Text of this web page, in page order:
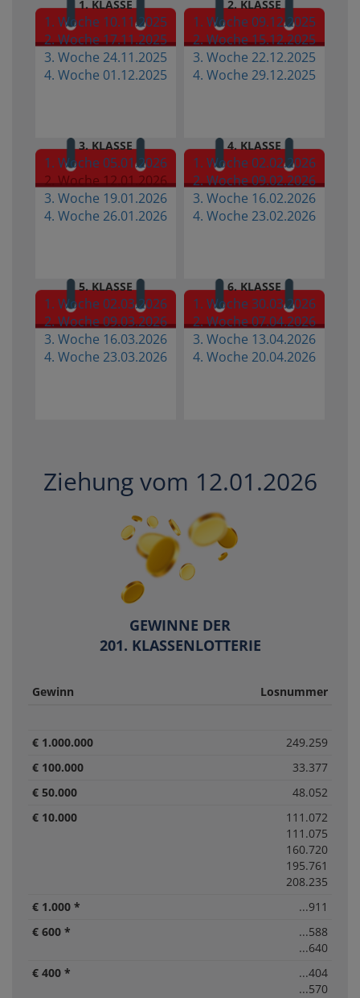
1. KLASSE
1. Woche 10.11.2025
2. Woche 17.11.2025
3. Woche 24.11.2025
4. Woche 01.12.2025
2. KLASSE
1. Woche 09.12.2025
2. Woche 15.12.2025
3. Woche 22.12.2025
4. Woche 29.12.2025
3. KLASSE
1. Woche 05.01.2026
2. Woche 12.01.2026
3. Woche 19.01.2026
4. Woche 26.01.2026
4. KLASSE
1. Woche 02.02.2026
2. Woche 09.02.2026
3. Woche 16.02.2026
4. Woche 23.02.2026
5. KLASSE
1. Woche 02.03.2026
2. Woche 09.03.2026
3. Woche 16.03.2026
4. Woche 23.03.2026
6. KLASSE
1. Woche 30.03.2026
2. Woche 07.04.2026
3. Woche 13.04.2026
4. Woche 20.04.2026
Ziehung vom 12.01.2026
GEWINNE DER
201. KLASSENLOTTERIE
Gewinn Losnummer
€ 1.000.000
249.259
€ 100.000
33.377
€ 50.000
48.052
€ 10.000
111.072
111.075
160.720
195.761
208.235
€ 1.000 *
...911
€ 600 *
...588
...640
€ 400 *
...404
...570